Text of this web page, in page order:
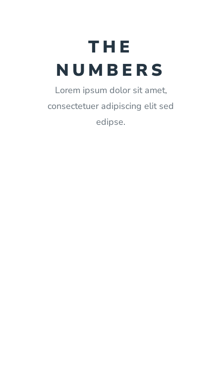
THE
NUMBERS
Lorem ipsum dolor sit amet,
consectetuer adipiscing elit sed
edipse.